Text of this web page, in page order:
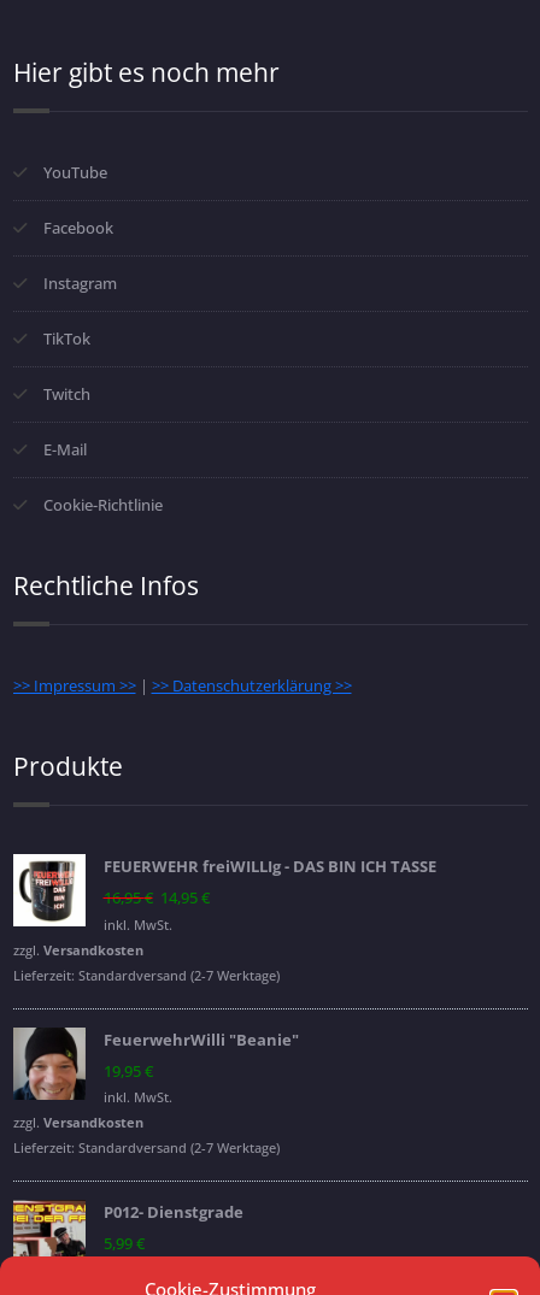
Cookie-Zustimmung
Hier gibt es noch mehr
YouTube
Facebook
Instagram
TikTok
Twitch
E-Mail
Cookie-Richtlinie
Rechtliche Infos
>> Impressum >>| >> Datenschutzerklärung >>
Produkte
FEUERWEHR freiWILLIg - DAS BIN ICH TASSE
16,95€ Ursprünglicher
Preis
16,95 €
14,95€
14,95 €.
inkl. MwSt.
zzgl. Versandkosten
Lieferzeit: Standardversand (2-7 Werktage)
FeuerwehrWilli "Beanie"
19,95€
inkl. MwSt.
zzgl. Versandkosten
Lieferzeit: Standardversand (2-7 Werktage)
P012- Dienstgrade
5,99€